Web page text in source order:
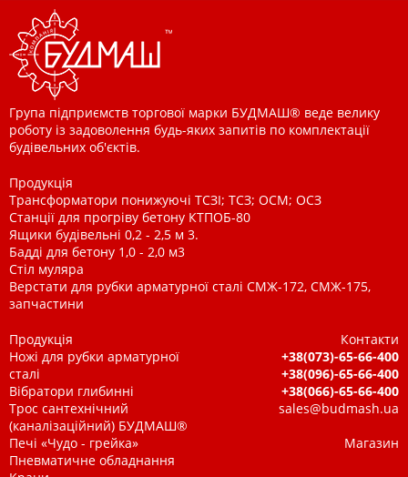
Група підприємств торгової марки БУДМАШ® веде велику
роботу із задоволення будь-яких запитів по комплектації
будівельних об'єктів.
Продукція
Трансформатори понижуючі ТСЗІ; ТСЗ; ОСМ; ОСЗ
Станції для прогріву бетону КТПОБ-80
Ящики будівельні 0,2 - 2,5 м 3.
Бадді для бетону 1,0 - 2,0 м3
Стіл муляра
Верстати для рубки арматурної сталі СМЖ-172, СМЖ-175,
запчастини
Продукція
Ножі для рубки арматурної
сталі
Вібратори глибинні
Трос сантехнічний
(каналізаційний) БУДМАШ®
Печі «Чудо - грейка»
Пневматичне обладнання
Контакти
+38(073)-65-66-400
+38(096)-65-66-400
+38(066)-65-66-400
sales@budmash.ua
Магазин